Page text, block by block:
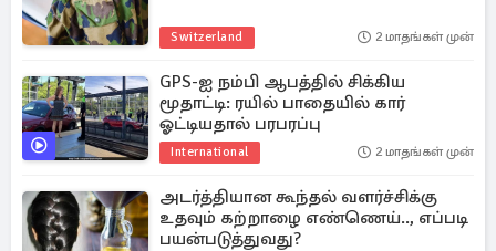
Switzerland 2 மாதங்கள் முன்
GPS-ஐ நம்பி ஆபத்தில் சிக்கிய
மூதாட்டி: ரயில் பாதையில் கார்
ஓட்டியதால் பரபரப்பு
International 2 மாதங்கள் முன்
அடர்த்தியான கூந்தல் வளர்ச்சிக்கு
உதவும் கற்றாழை எண்ணெய்.., எப்படி
பயன்படுத்துவது?